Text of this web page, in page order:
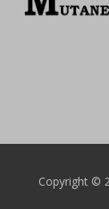
Copyright ©